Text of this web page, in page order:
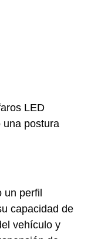
LED
una postura
un perfil
capacidad de
vehículo y